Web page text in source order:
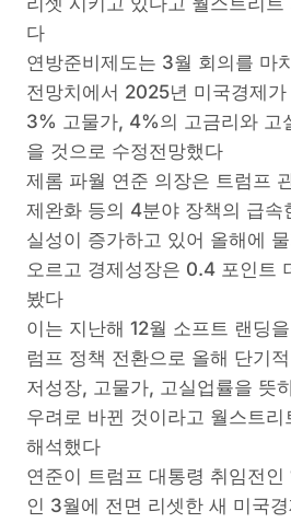
다
연방준비제도는 3월 회의를 마
전망치에서 2025년 미국경제가
3% 고물가, 4%의 고금리와 고
을 것으로 수정전망했다
제롬 파월 연준 의장은 트럼프
제완화 등의 4분야 장책의 급속
실성이 증가하고 있어 올해에
오르고 경제성장은 0.4 포인트
봤다
이는 지난해 12월 소프트 랜딩
럼프 정책 전환으로 올해 단기
저성장, 고물가, 고실업률을 뜻
우려로 바뀐 것이라고 월스트리
해석했다
연준이 트럼프 대통령 취임전인
인 3월에 전면 리셋한 새 미국